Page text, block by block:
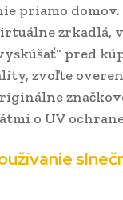
priamo domov.
zrkadlá,
pred
zvoľte
o UV